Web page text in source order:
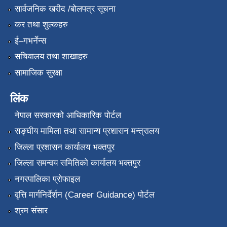
सार्वजनिक खरीद /बोलपत्र सूचना
कर तथा शुल्कहरु
ई–गभर्नेन्स
सचिवालय तथा शाखाहरु
सामाजिक सुरक्षा
लिंक
नेपाल सरकारको आधिकारिक पोर्टल
सङ्‍घीय मामिला तथा सामान्य प्रशासन मन्त्रालय
जिल्ला प्रशासन कार्यालय भक्तपुर
जिल्ला समन्वय समितिको कार्यालय भक्तपुर
नगरपालिका प्रोफाइल
वृत्ति मार्गनिर्देर्शन (Career Guidance) पोर्टल
श्रम संसार